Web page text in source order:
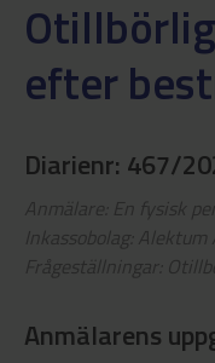
efter
Diarienr: 467/
Anmälare: En fysisk
Inkassobolag: Alektum
Frågeställningar:
Anmälarens